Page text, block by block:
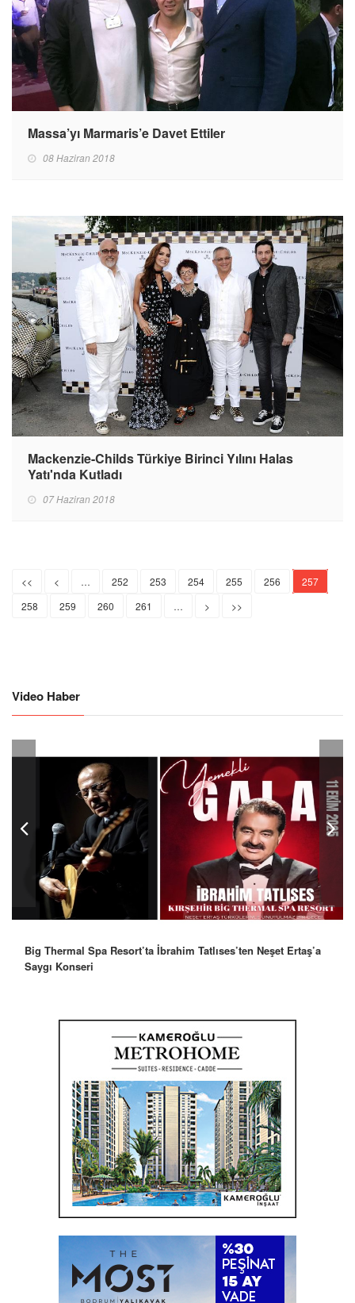
Massa’yı Marmaris’e Davet Ettiler
08 Haziran 2018
Mackenzie-Childs Türkiye Birinci Yılını Halas
Yatı'nda Kutladı
07 Haziran 2018
<< < … 252 253 254 255 256
257
258
259 260 261 … > >>
Video Haber
Robbie Williams’tan İstanbul’a Mesaj: “Unutulmaz Bir Gece
Olacak”